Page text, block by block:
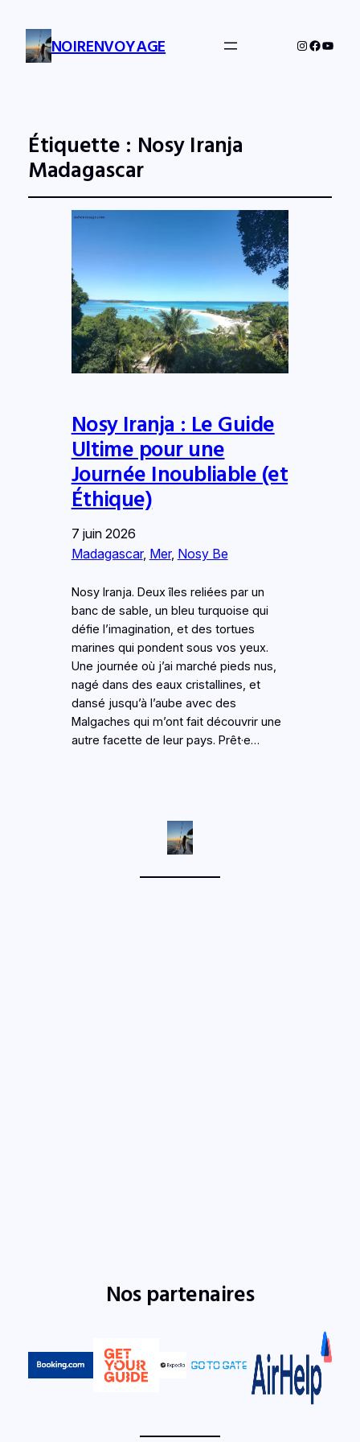
NOIRENVOYAGE Instagram
Étiquette : Nosy Iranja
Madagascar
Nosy Iranja : Le Guide
Ultime pour une
Journée Inoubliable (et
Éthique)
7 juin 2026
Madagascar, Mer, Nosy Be
Nosy Iranja. Deux îles reliées par un
banc de sable, un bleu turquoise qui
défie l’imagination, et des tortues
marines qui pondent sous vos yeux.
Une journée où j’ai marché pieds nus,
nagé dans des eaux cristallines, et
dansé jusqu’à l’aube avec des
Malgaches qui m’ont fait découvrir une
autre facette de leur pays. Prêt·e…
Nos partenaires